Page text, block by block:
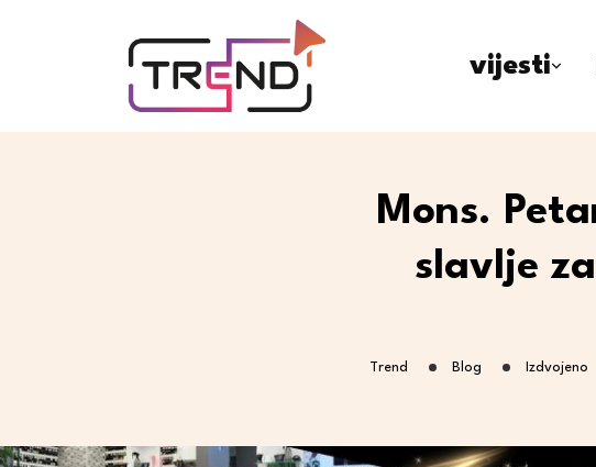
vijesti
Mons.
slavlje
Trend Blog Izdvojeno